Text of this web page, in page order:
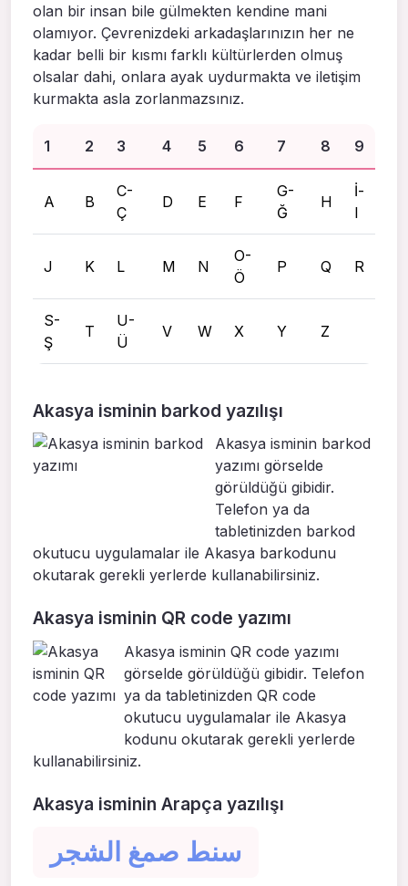
olan bir insan bile gülmekten kendine mani
olamıyor. Çevrenizdeki arkadaşlarınızın her ne
kadar belli bir kısmı farklı kültürlerden olmuş
olsalar dahi, onlara ayak uydurmakta ve iletişim
kurmakta asla zorlanmazsınız.
1 2 3 4 5 6 7 8 9
A B
C-
Ç
D E F
G-
Ğ
H
İ-
I
J K L M N
O-
Ö
P Q R
S-
Ş
T
U-
Ü
V W X Y Z
Akasya isminin barkod yazılışı
Akasya isminin barkod
yazımı görselde
görüldüğü gibidir.
Telefon ya da
tabletinizden barkod
okutucu uygulamalar ile Akasya barkodunu
okutarak gerekli yerlerde kullanabilirsiniz.
Akasya isminin QR code yazımı
Akasya isminin QR code yazımı
görselde görüldüğü gibidir. Telefon
ya da tabletinizden QR code
okutucu uygulamalar ile Akasya
kodunu okutarak gerekli yerlerde
kullanabilirsiniz.
Akasya isminin Arapça yazılışı
سنط صمغ الشجر